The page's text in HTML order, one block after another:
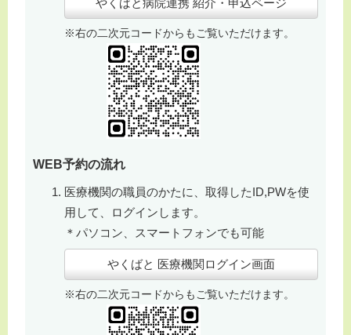
やくばと病院連携 紹介・申込ページ
※右の二次元コードからもご覧いただけます。
WEB予約の流れ
医療機関の職員のかたに、取得したID,PWを使
用して、ログインします。
＊パソコン、スマートフォンでも可能
やくばと 医療機関ログイン画面
※右の二次元コードからもご覧いただけます。